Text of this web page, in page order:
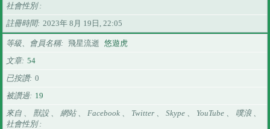
社會性別
註冊時間
2023年 8月 19日, 22:05
等級、會員名稱 飛星流逝 悠遊虎
文章 54
已按讚 0
被讚過
19
來自 、 獸設 、 網站 、 Facebook 、 Twitter 、 Skype 、 YouTube 、 噗浪 、
社會性別